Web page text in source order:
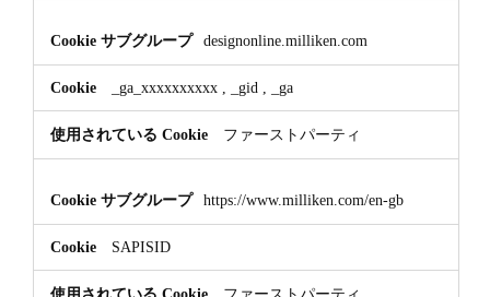
designonline.milliken.com
_ga_xxxxxxxxxx _gid _ga
ファーストパーティ
https://www.milliken.com/en-gb
SAPISID